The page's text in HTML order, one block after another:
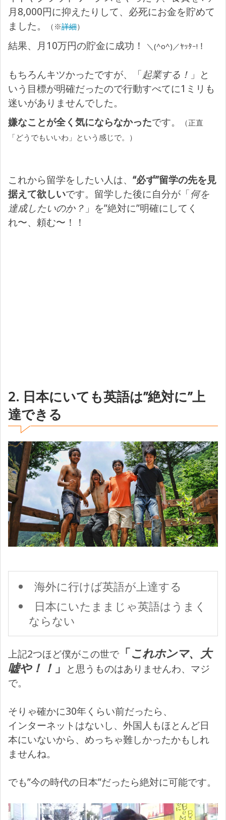
月8,000円に抑えたりして、必死にお金を貯めて
ました。
（※詳細）
結果、月10万円の貯金に成功！ ＼(^o^)／ﾔｯﾀｰ!！
もちろんキツかったですが、「起業する！ 」と
いう目標が明確だったので行動すべてに1ミリも
迷いがありませんでした。
嫌なことが全く気にならなかったです。
（正直
「どうでもいいわ」という感じで。）
これから留学をしたい人は、 “必ず”留学の先を見
据えて欲しいです。留学した後に自分が「何を
達成したいのか？ 」を”絶対に”明確にしてく
れ〜、頼む〜！！
2. 日本にいても英語は”絶対に”上
達できる
海外に行けば英語が上達する
日本にいたままじゃ英語はうまく
ならない
上記2つほど僕がこの世で 「これホンマ、大
嘘や！！ 」 と思うものはありませんわ、マジ
で。
そりゃ確かに30年くらい前だったら、
インターネットはないし、外国人もほとんど日
本にいないから、めっちゃ難しかったかもしれ
ませんね。
でも”今の時代の日本”だったら絶対に可能です。